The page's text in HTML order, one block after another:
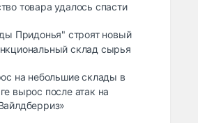
товара удалось спасти
Придонья" строят новый
склад сырья
на небольшие склады в
вырос после атак на